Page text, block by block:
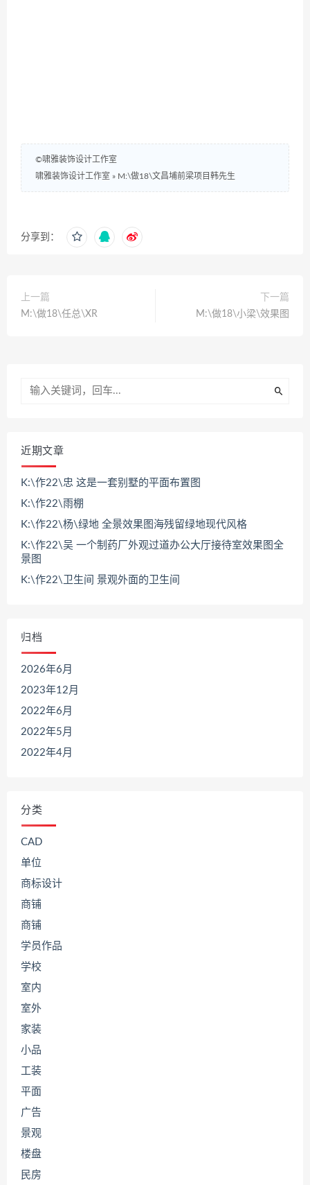
©啸雅装饰设计工作室
啸雅装饰设计工作室 » M:\做18\文昌埔前梁项目韩先生
分享到：
上一篇
M:\做18\任总\XR
下一篇
M:\做18\小梁\效果图
近期文章
K:\作22\忠 这是一套别墅的平面布置图
K:\作22\雨棚
K:\作22\杨\绿地 全景效果图海残留绿地现代风格
K:\作22\吴 一个制药厂外观过道办公大厅接待室效果图全
景图
K:\作22\卫生间 景观外面的卫生间
归档
2026年6月
2023年12月
2022年6月
2022年5月
2022年4月
分类
CAD
单位
商标设计
商铺
商铺
学员作品
学校
室内
室外
家装
小品
工装
平面
广告
景观
楼盘
民房